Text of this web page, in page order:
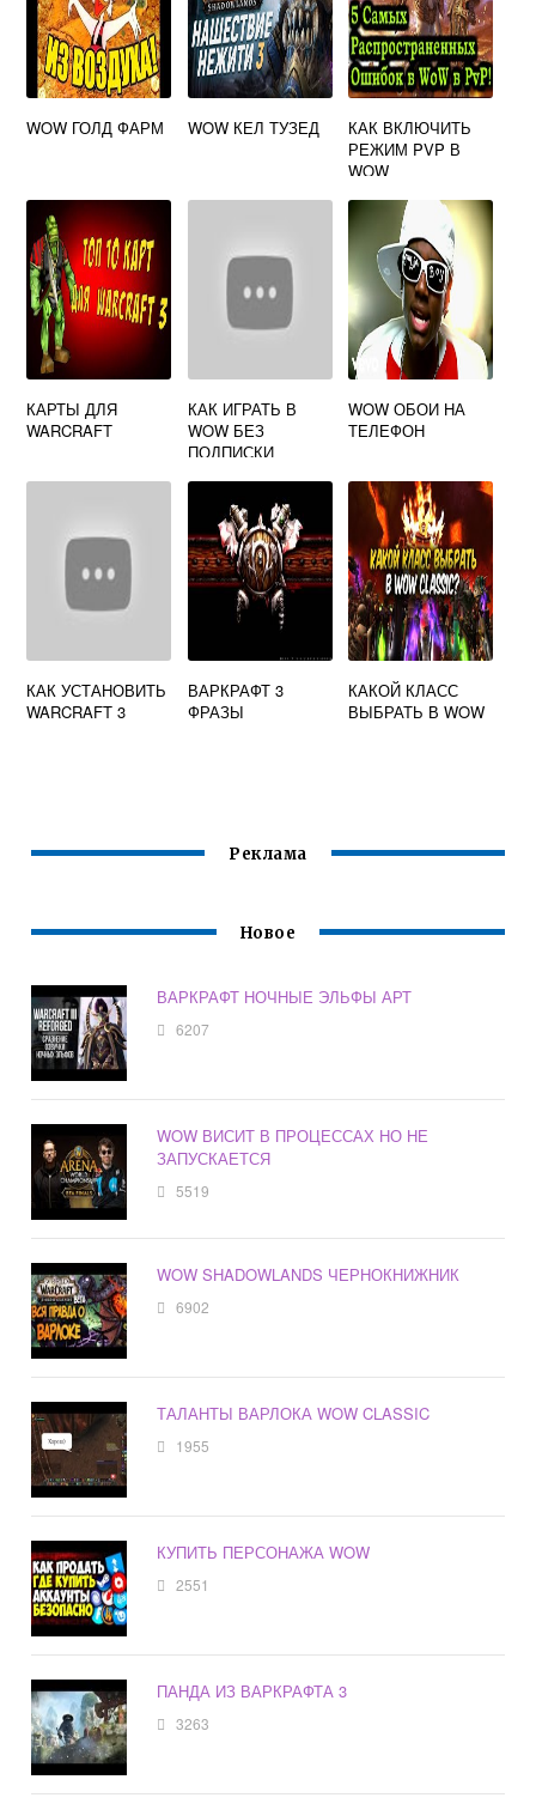
WOW ГОЛД ФАРМ WOW КЕЛ ТУЗЕД
КАК ВКЛЮЧИТЬ
РЕЖИМ PVP В
WOW
КАРТЫ ДЛЯ
WARCRAFT
КАК ИГРАТЬ В
WOW БЕЗ
ПОДПИСКИ
WOW ОБОИ НА
ТЕЛЕФОН
КАК УСТАНОВИТЬ
WARCRAFT 3
ВАРКРАФТ 3
ФРАЗЫ
КАКОЙ КЛАСС
ВЫБРАТЬ В WOW
Реклама
Новое
ВАРКРАФТ НОЧНЫЕ ЭЛЬФЫ АРТ
6207
WOW ВИСИТ В ПРОЦЕССАХ НО НЕ
ЗАПУСКАЕТСЯ
5519
WOW SHADOWLANDS ЧЕРНОКНИЖНИК
6902
ТАЛАНТЫ ВАРЛОКА WOW CLASSIC
1955
КУПИТЬ ПЕРСОНАЖА WOW
2551
ПАНДА ИЗ ВАРКРАФТА 3
3263